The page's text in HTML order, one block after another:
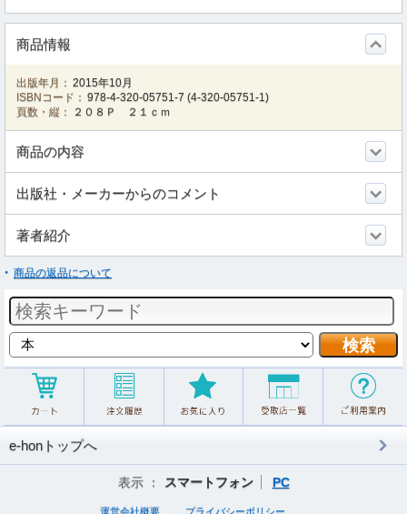
商品情報
出版年月： 2015年10月
ISBNコード： 978-4-320-05751-7 (4-320-05751-1)
頁数・縦：
２０８Ｐ ２１ｃｍ
商品の内容
出版社・メーカーからのコメント
著者紹介
商品の返品について
e-honトップへ
表示 ： スマートフォン PC
運営会社概要 プライバシーポリシー